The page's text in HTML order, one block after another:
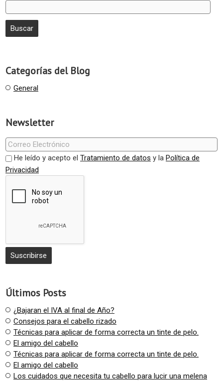
Categorías del Blog
General
Newsletter
He leído y acepto el Tratamiento de datos y la Política de
Privacidad
Últimos Posts
¿Bajaran el IVA al final de Año?
Consejos para el cabello rizado
Técnicas para aplicar de forma correcta un tinte de pelo.
El amigo del cabello
Técnicas para aplicar de forma correcta un tinte de pelo.
El amigo del cabello
Los cuidados que necesita tu cabello para lucir una melena